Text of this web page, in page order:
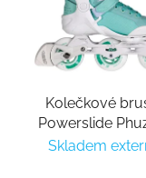
Kolečkové
Powerslide
Radon 3x90
Skladem